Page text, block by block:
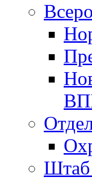
Штаб